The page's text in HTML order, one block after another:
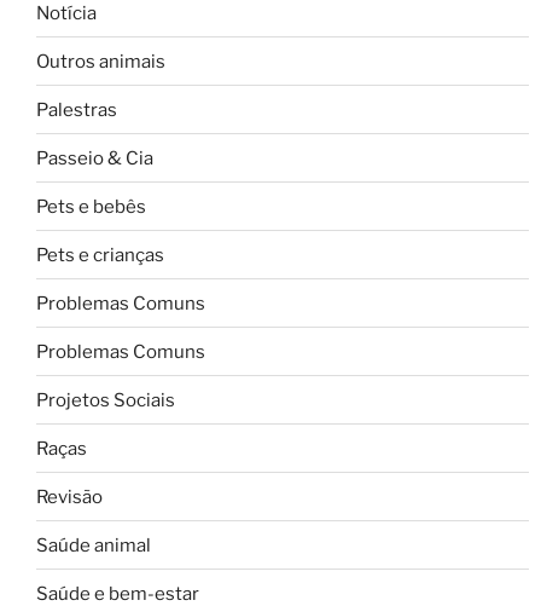
Notícia
Outros animais
Palestras
Passeio & Cia
Pets e bebês
Pets e crianças
Problemas Comuns
Problemas Comuns
Projetos Sociais
Raças
Revisão
Saúde animal
Saúde e bem-estar